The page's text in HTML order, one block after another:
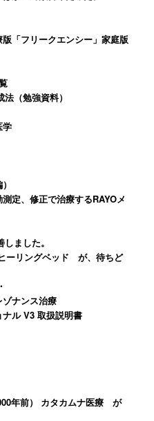
「フリークエンシー」家庭版
（勉強資料）
学
定、修正で治療するRAYOメ
ました。
ーリングベッド が、待ちど
ナンス治療
ル V3 取扱説明書
年前） カタカムナ医療 が